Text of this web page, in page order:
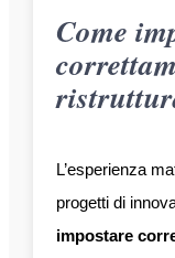
Come
L’esperienza
progetti di
impostare